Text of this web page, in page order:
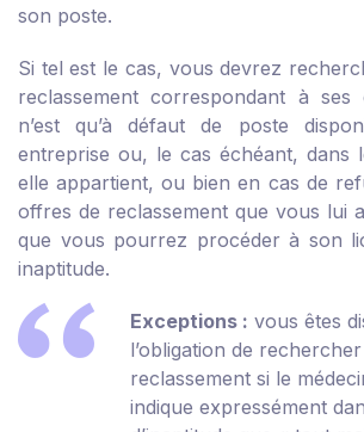
son poste.
Si tel est le cas, vous devrez
reclassement correspondant à ses
n’est qu’à défaut de poste
entreprise ou, le cas échéant, dans
elle appartient, ou bien en cas de
offres de reclassement que vous lui
que vous pourrez procéder à son
inaptitude.
Exceptions : vous êtes
l’obligation de
reclassement si le
indique expressément